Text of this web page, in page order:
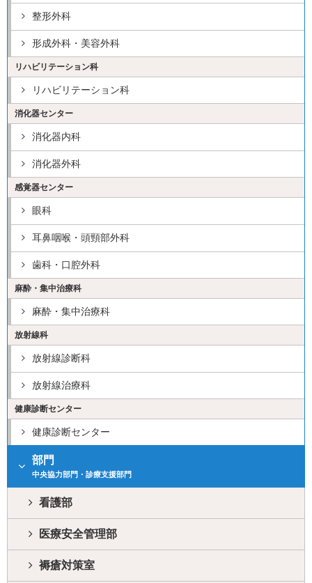
整形外科
形成外科・美容外科
リハビリテーション科
リハビリテーション科
消化器センター
消化器内科
消化器外科
感覚器センター
眼科
耳鼻咽喉・頭頸部外科
歯科・口腔外科
麻酔・集中治療科
麻酔・集中治療科
放射線科
放射線診断科
放射線治療科
健康診断センター
健康診断センター
部門
中央協力部門・診療支援部門
看護部
医療安全管理部
褥瘡対策室